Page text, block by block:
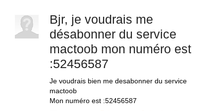
Bjr, je voudrais me
désabonner du service
mactoob mon numéro est
:52456587
Je voudrais bien me desabonner du service
mactoob
Mon numéro est :52456587